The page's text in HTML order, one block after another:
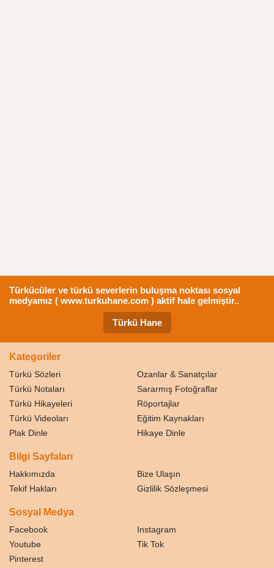
Türkücüler ve türkü severlerin buluşma noktası sosyal
medyamız ( www.turkuhane.com ) aktif hale gelmiştir..
Türkü Hane
Kategoriler
Türkü Sözleri
Ozanlar & Sanatçılar
Türkü Notaları
Sararmış Fotoğraflar
Türkü Hikayeleri
Röportajlar
Türkü Videoları
Eğitim Kaynakları
Plak Dinle
Hikaye Dinle
Bilgi Sayfaları
Hakkımızda
Bize Ulaşın
Tekif Hakları
Gizlilik Sözleşmesi
Sosyal Medya
Facebook
Instagram
Youtube
Tik Tok
Pinterest